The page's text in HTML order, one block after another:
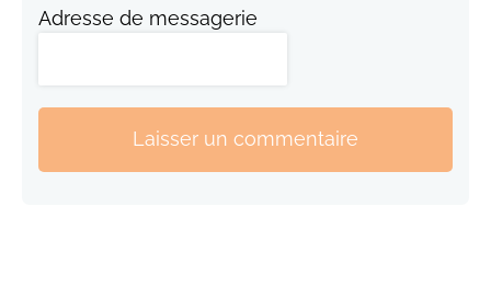
Adresse de messagerie
Laisser un commentaire